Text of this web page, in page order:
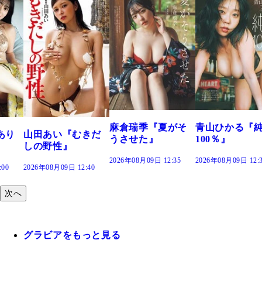
きだ
12:40
麻倉瑞季『夏がそ
うさせた』
青山ひかる『純度
100％』
2026年08月09日 12:30
溝端 葵『
つの、あお
で。』
2026年08月09
次へ
グラビアをもっと見る